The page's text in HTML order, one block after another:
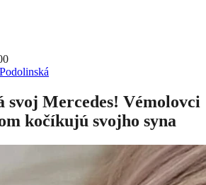
svoj Mercedes! Vémolovci
kočíkujú svojho syna